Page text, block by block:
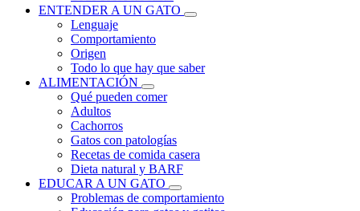
ENTENDER A UN GATO
Lenguaje
Comportamiento
Origen
Todo lo que hay que saber
ALIMENTACIÓN
Qué pueden comer
Adultos
Cachorros
Gatos con patologías
Recetas de comida casera
Dieta natural y BARF
EDUCAR A UN GATO
Problemas de comportamiento